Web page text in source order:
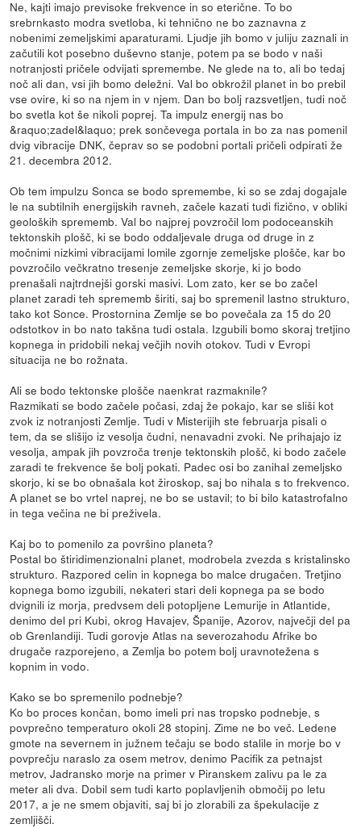
Ne, kajti imajo previsoke frekvence in so eterične. To bo
srebrnkasto modra svetloba, ki tehnično ne bo zaznavna z
nobenimi zemeljskimi aparaturami. Ljudje jih bomo v juliju zaznali in
začutili kot posebno duševno stanje, potem pa se bodo v naši
notranjosti pričele odvijati spremembe. Ne glede na to, ali bo tedaj
noč ali dan, vsi jih bomo deležni. Val bo obkrožil planet in bo prebil
vse ovire, ki so na njem in v njem. Dan bo bolj razsvetljen, tudi noč
bo svetla kot še nikoli poprej. Ta impulz energij nas bo
&raquo;zadel&laquo; prek sončevega portala in bo za nas pomenil
dvig vibracije DNK, čeprav so se podobni portali pričeli odpirati že
21. decembra 2012.
Ob tem impulzu Sonca se bodo spremembe, ki so se zdaj dogajale
le na subtilnih energijskih ravneh, začele kazati tudi fizično, v obliki
geoloških sprememb. Val bo najprej povzročil lom podoceanskih
tektonskih plošč, ki se bodo oddaljevale druga od druge in z
močnimi nizkimi vibracijami lomile zgornje zemeljske plošče, kar bo
povzročilo večkratno tresenje zemeljske skorje, ki jo bodo
prenašali najtrdnejši gorski masivi. Lom zato, ker se bo začel
planet zaradi teh sprememb širiti, saj bo spremenil lastno strukturo,
tako kot Sonce. Prostornina Zemlje se bo povečala za 15 do 20
odstotkov in bo nato takšna tudi ostala. Izgubili bomo skoraj tretjino
kopnega in pridobili nekaj večjih novih otokov. Tudi v Evropi
situacija ne bo rožnata.
Ali se bodo tektonske plošče naenkrat razmaknile?
Razmikati se bodo začele počasi, zdaj že pokajo, kar se sliši kot
zvok iz notranjosti Zemlje. Tudi v Misterijih ste februarja pisali o
tem, da se slišijo iz vesolja čudni, nenavadni zvoki. Ne prihajajo iz
vesolja, ampak jih povzroča trenje tektonskih plošč, ki bodo začele
zaradi te frekvence še bolj pokati. Padec osi bo zanihal zemeljsko
skorjo, ki se bo obnašala kot žiroskop, saj bo nihala s to frekvenco.
A planet se bo vrtel naprej, ne bo se ustavil; to bi bilo katastrofalno
in tega večina ne bi preživela.
Kaj bo to pomenilo za površino planeta?
Postal bo štiridimenzionalni planet, modrobela zvezda s kristalinsko
strukturo. Razpored celin in kopnega bo malce drugačen. Tretjino
kopnega bomo izgubili, nekateri stari deli kopnega pa se bodo
dvignili iz morja, predvsem deli potopljene Lemurije in Atlantide,
denimo del pri Kubi, okrog Havajev, Španije, Azorov, največji del pa
ob Grenlandiji. Tudi gorovje Atlas na severozahodu Afrike bo
drugače razporejeno, a Zemlja bo potem bolj uravnotežena s
kopnim in vodo.
Kako se bo spremenilo podnebje?
Ko bo proces končan, bomo imeli pri nas tropsko podnebje, s
povprečno temperaturo okoli 28 stopinj. Zime ne bo več. Ledene
gmote na severnem in južnem tečaju se bodo stalile in morje bo v
povprečju naraslo za osem metrov, denimo Pacifik za petnajst
metrov, Jadransko morje na primer v Piranskem zalivu pa le za
meter ali dva. Dobil sem tudi karto poplavljenih območij po letu
2017, a je ne smem objaviti, saj bi jo zlorabili za špekulacije z
zemljišči.